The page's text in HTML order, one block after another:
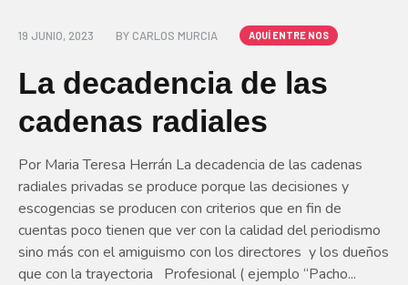
19 JUNIO, 2023 BY CARLOS MURCIA AQUÍ ENTRE NOS
La decadencia de las
cadenas radiales
Por Maria Teresa Herrán La decadencia de las cadenas
radiales privadas se produce porque las decisiones y
escogencias se producen con criterios que en fin de
cuentas poco tienen que ver con la calidad del periodismo
sino más con el amiguismo con los directores y los dueños
que con la trayectoria Profesional ( ejemplo “Pacho...